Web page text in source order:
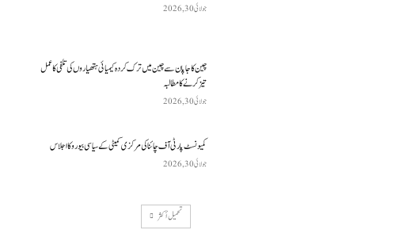
جولائی 30, 2026
چین کا جاپان سے چین میں ترک کردہ کیمیائی ہتھیاروں کی تلفی کا عمل
تیز کرنے کا مطالبہ
جولائی 30, 2026
کمیونسٹ پارٹی آف چائنا کی مرکزی کمیٹی کے سیاسی بیورو کا اجلاس
جولائی 30, 2026
تحميل أكثر